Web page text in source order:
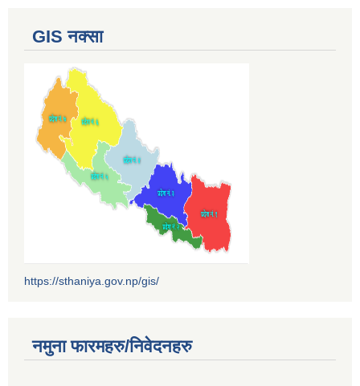
GIS नक्सा
https://sthaniya.gov.np/gis/
नमुना फारमहरु/निवेदनहरु